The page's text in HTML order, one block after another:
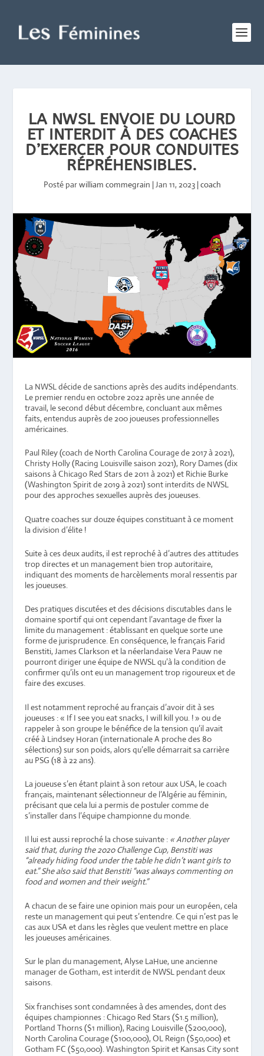
LA NWSL ENVOIE DU LOURD
ET INTERDIT À DES COACHES
D’EXERCER POUR CONDUITES
RÉPRÉHENSIBLES.
Posté parwilliam commegrain |Jan 11, 2023|coach
La NWSL décide de sanctions après des audits indépendants.
Le premier rendu en octobre 2022 après une année de
travail, le second début décembre, concluant aux mêmes
faits, entendus auprès de 200 joueuses professionnelles
américaines.
Paul Riley (coach de North Carolina Courage de 2017 à 2021), ​​​​​​
Christy Holly (Racing Louisville saison 2021), Rory Dames (dix
saisons à Chicago Red Stars de 2011 à 2021) et Richie Burke
(Washington Spirit de 2019 à 2021) sont interdits de NWSL
pour des approches sexuelles auprès des joueuses.
Quatre coaches sur douze équipes constituant à ce moment
la division d’élite !
Suite à ces deux audits, il est reproché à d’autres des attitudes
trop directes et un management bien trop autoritaire,
indiquant des moments de harcèlements moral ressentis par
les joueuses.
Des pratiques discutées et des décisions discutables dans le
domaine sportif qui ont cependant l’avantage de fixer la
limite du management : établissant en quelque sorte une
forme de jurisprudence. En conséquence, le français Farid
Benstiti, James Clarkson et la néerlandaise Vera Pauw ne
pourront diriger une équipe de NWSL qu’à la condition de
confirmer qu’ils ont eu un management trop rigoureux et de
faire des excuses.
Il est notamment reproché au français d’avoir dit à ses
joueuses : « If I see you eat snacks, I will kill you. ! » ou de
rappeler à son groupe le bénéfice de la tension qu’il avait
créé à Lindsey Horan (internationale A proche des 80
sélections) sur son poids, alors qu’elle démarrait sa carrière
au PSG (18 à 22 ans).
La joueuse s’en étant plaint à son retour aux USA, le coach
français, maintenant sélectionneur de l’Algérie au féminin,
précisant que cela lui a permis de postuler comme de
s’installer dans l’équipe championne du monde.
Il lui est aussi reproché la chose suivante : « Another player
said that, during the 2020 Challenge Cup, Benstiti was
“already hiding food under the table he didn’t want girls to
eat.” She also said that Benstiti “was always commenting on
food and women and their weight.”
A chacun de se faire une opinion mais pour un européen, cela
reste un management qui peut s’entendre. Ce qui n’est pas le
cas aux USA et dans les règles que veulent mettre en place
les joueuses américaines.
Sur le plan du management, Alyse LaHue, une ancienne
manager de Gotham, est interdit de NWSL pendant deux
saisons.
Six franchises sont condamnées à des amendes, dont des
équipes championnes : Chicago Red Stars ($1.5 million),
Portland Thorns ($1 million), Racing Louisville ($200,000),
North Carolina Courage ($100,000), OL Reign ($50,000) et
Gotham FC ($50,000). Washington Spirit et Kansas City sont